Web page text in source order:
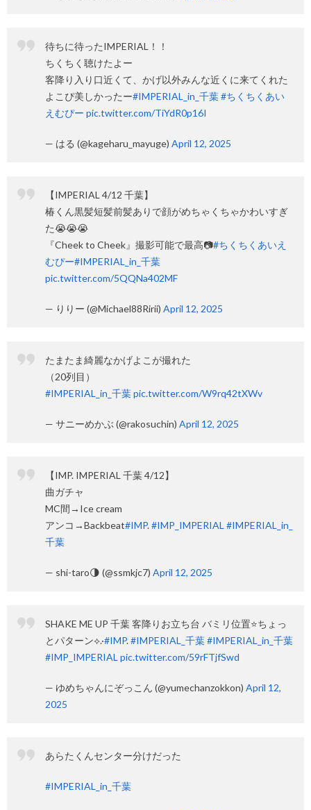
待ちに待ったIMPERIAL！！
ちくちく聴けたよー
客降り入り口近くて、かげ以外みんな近くに来てくれた
よこぴ美しかったー#IMPERIAL_in_千葉#ちくちくあい
えむぴー pic.twitter.com/TiYdR0p16I
— はる (@kageharu_mayuge) April 12, 2025
【IMPERIAL 4/12 千葉】
椿くん黒髪短髪前髪ありで顔がめちゃくちゃかわいすぎ
た😭😭😭
『Cheek to Cheek』撮影可能で最高📷️#ちくちくあいえ
むぴー#IMPERIAL_in_千葉
pic.twitter.com/5QQNa402MF
— りりー (@Michael88Ririi) April 12, 2025
たまたま綺麗なかげよこが撮れた
（20列目）
#IMPERIAL_in_千葉pic.twitter.com/W9rq42tXWv
— サニーめかぶ (@rakosuchin) April 12, 2025
【IMP. IMPERIAL 千葉 4/12】
曲ガチャ
MC間→Ice cream
アンコ→Backbeat#IMP.#IMP_IMPERIAL #IMPERIAL_in_
千葉
— shi-taro🌗 (@ssmkjc7) April 12, 2025
SHAKE ME UP 千葉 客降りお立ち台 バミリ位置⭐️ちょっ
とパターン⟡.·#IMP.#IMPERIAL_千葉#IMPERIAL_in_千葉
#IMP_IMPERIAL pic.twitter.com/59rFTjfSwd
— ゆめちゃんにぞっこん (@yumechanzokkon) April 12,
2025
あらたくんセンター分けだった
#IMPERIAL_in_千葉